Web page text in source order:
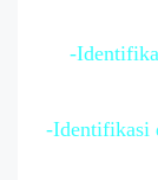
-
-Identifikasi